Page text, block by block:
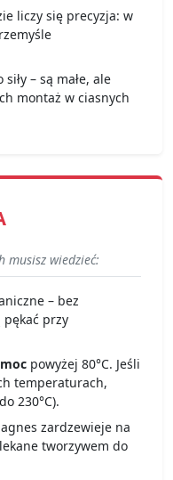
liczy się precyzja: w
– są małe, ale
montaż w ciasnych
musisz wiedzieć:
– bez
przy
powyżej 80°C. Jeśli
temperaturach,
230°C).
zardzewieje na
tworzywem do